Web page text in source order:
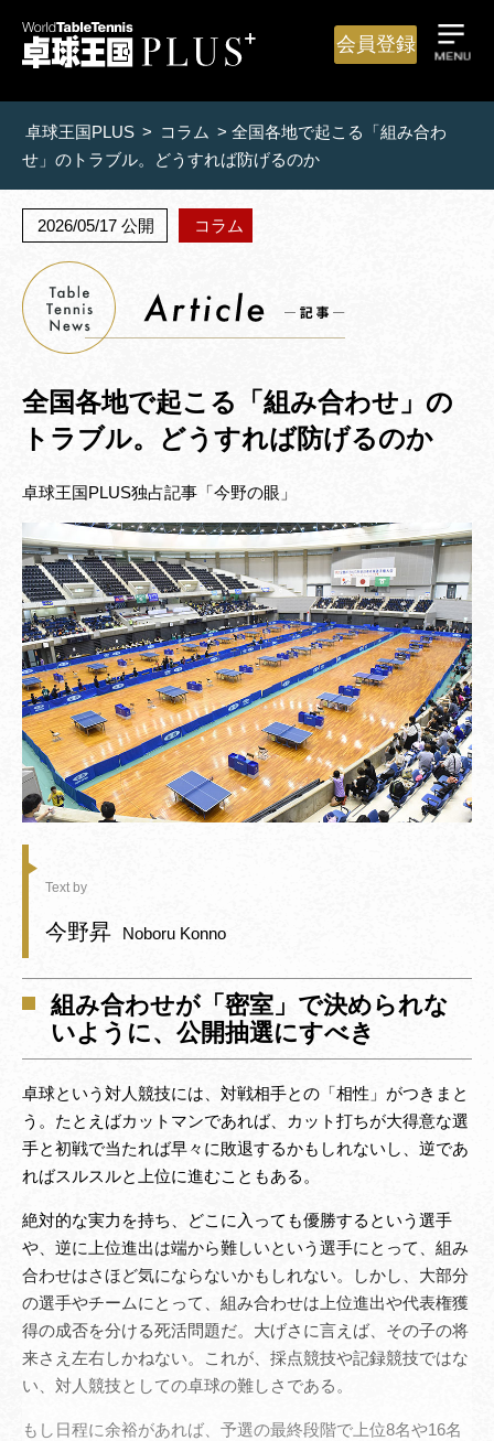
会員登録
卓球王国PLUS > コラム > 全国各地で起こる「組み合わ
せ」のトラブル。どうすれば防げるのか
2026/05/17 公開 コラム
全国各地で起こる「組み合わせ」の
トラブル。どうすれば防げるのか
卓球王国PLUS独占記事「今野の眼」
Text by
今野昇 Noboru Konno
組み合わせが「密室」で決められな
いように、公開抽選にすべき
卓球という対人競技には、対戦相手との「相性」がつきまと
う。たとえばカットマンであれば、カット打ちが大得意な選
手と初戦で当たれば早々に敗退するかもしれないし、逆であ
ればスルスルと上位に進むこともある。
絶対的な実力を持ち、どこに入っても優勝するという選手
や、逆に上位進出は端から難しいという選手にとって、組み
合わせはさほど気にならないかもしれない。しかし、大部分
の選手やチームにとって、組み合わせは上位進出や代表権獲
得の成否を分ける死活問題だ。大げさに言えば、その子の将
来さえ左右しかねない。これが、採点競技や記録競技ではな
い、対人競技としての卓球の難しさである。
もし日程に余裕があれば、予選の最終段階で上位8名や16名